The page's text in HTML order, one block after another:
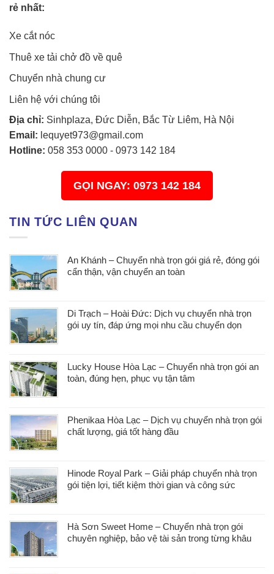
rẻ nhất:
Xe cắt nóc
Thuê xe tải chở đồ về quê
Chuyển nhà chung cư
Liên hệ với chúng tôi
Địa chỉ: Sinhplaza, Đức Diễn, Bắc Từ Liêm, Hà Nội
Email: lequyet973@gmail.com
Hotline: 058 353 0000 - 0973 142 184
GỌI NGAY: 0973 142 184
TIN TỨC LIÊN QUAN
An Khánh – Chuyển nhà trọn gói giá rẻ, đóng gói
cẩn thận, vận chuyển an toàn
Di Trạch – Hoài Đức: Dịch vụ chuyển nhà trọn
gói uy tín, đáp ứng mọi nhu cầu chuyển dọn
Lucky House Hòa Lạc – Chuyển nhà trọn gói an
toàn, đúng hẹn, phục vụ tận tâm
Phenikaa Hòa Lạc – Dịch vụ chuyển nhà trọn gói
chất lượng, giá tốt hàng đầu
Hinode Royal Park – Giải pháp chuyển nhà trọn
gói tiện lợi, tiết kiệm thời gian và công sức
Hà Sơn Sweet Home – Chuyển nhà trọn gói
chuyên nghiệp, bảo vệ tài sản trong từng khâu